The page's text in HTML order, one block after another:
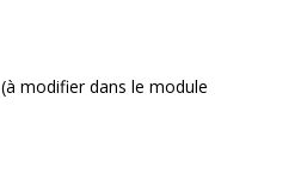
modifier dans le module